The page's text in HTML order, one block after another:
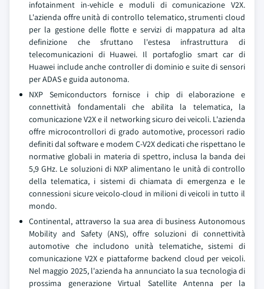
infotainment in-vehicle e moduli di comunicazione V2X.
L'azienda offre unità di controllo telematico, strumenti cloud
per la gestione delle flotte e servizi di mappatura ad alta
definizione che sfruttano l'estesa infrastruttura di
telecomunicazioni di Huawei. Il portafoglio smart car di
Huawei include anche controller di dominio e suite di sensori
per ADAS e guida autonoma.
NXP Semiconductors fornisce i chip di elaborazione e
connettività fondamentali che abilita la telematica, la
comunicazione V2X e il networking sicuro dei veicoli. L'azienda
offre microcontrollori di grado automotive, processori radio
definiti dal software e modem C-V2X dedicati che rispettano le
normative globali in materia di spettro, inclusa la banda dei
5,9 GHz. Le soluzioni di NXP alimentano le unità di controllo
della telematica, i sistemi di chiamata di emergenza e le
connessioni sicure veicolo-cloud in milioni di veicoli in tutto il
mondo.
Continental, attraverso la sua area di business Autonomous
Mobility and Safety (ANS), offre soluzioni di connettività
automotive che includono unità telematiche, sistemi di
comunicazione V2X e piattaforme backend cloud per veicoli.
Nel maggio 2025, l'azienda ha annunciato la sua tecnologia di
prossima generazione Virtual Satellite Antenna per la